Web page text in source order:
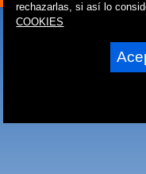
rechazarlas, si así lo
COOKIES